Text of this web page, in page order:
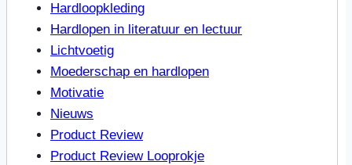
Hardloopkleding
Hardlopen in literatuur en lectuur
Lichtvoetig
Moederschap en hardlopen
Motivatie
Nieuws
Product Review
Product Review Looprokje